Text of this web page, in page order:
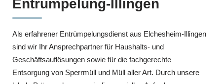
Entrümpelung-Illingen
Als erfahrener Entrümpelungsdienst aus Elchesheim-Illingen
sind wir Ihr Ansprechpartner für Haushalts- und
Geschäftsauflösungen sowie für die fachgerechte
Entsorgung von Sperrmüll und Müll aller Art. Durch unsere